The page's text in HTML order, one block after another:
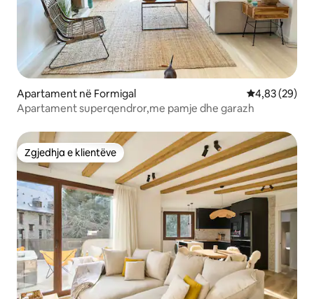
Apartament në Formigal Vlerësimi
4,83 (29)
Apartament superqendror,me pamje dhe garazh
Zgjedhja e klientëve
Zgjedhja e klientëve